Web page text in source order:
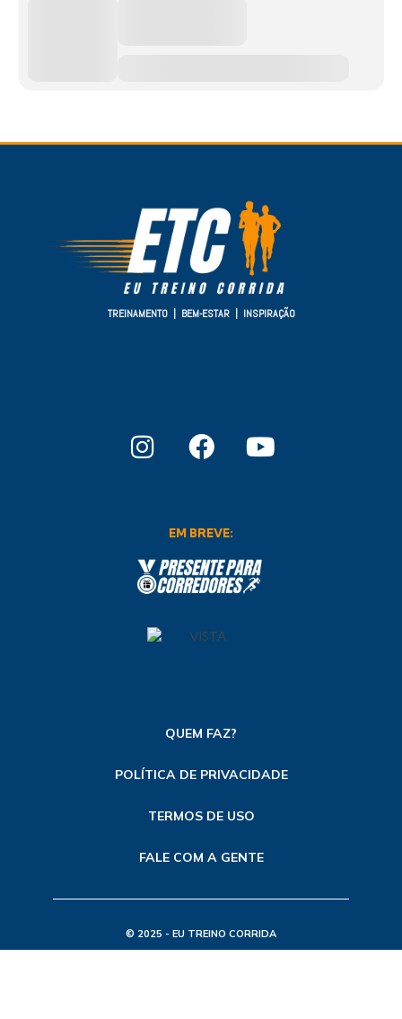
TREINAMENTO | BEM-ESTAR | INSPIRAÇÃO
EM BREVE:
QUEM FAZ?
POLÍTICA DE PRIVACIDADE
TERMOS DE USO
FALE COM A GENTE
© 2025 - EU TREINO CORRIDA
TODOS OS DIREITOS RESERVADOS